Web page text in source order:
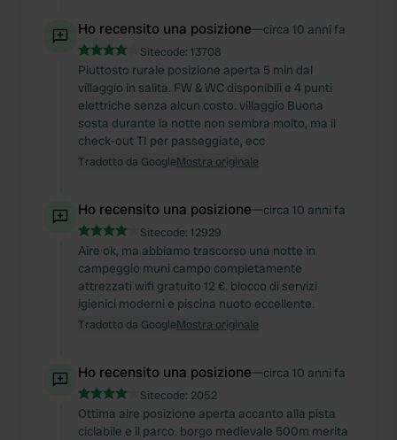
Ho recensito una posizione—circa 10 anni fa
Sitecode: 13708
Piuttosto rurale posizione aperta 5 min dal
villaggio in salita. FW & WC disponibili e 4 punti
elettriche senza alcun costo. villaggio Buona
sosta durante la notte non sembra molto, ma il
check-out TI per passeggiate, ecc
Tradotto da GoogleMostra originale
Ho recensito una posizione—circa 10 anni fa
Sitecode: 12929
Aire ok, ma abbiamo trascorso una notte in
campeggio muni campo completamente
attrezzati wifi gratuito 12 €. blocco di servizi
igienici moderni e piscina nuoto eccellente.
Tradotto da GoogleMostra originale
Ho recensito una posizione—circa 10 anni fa
Sitecode: 2052
Ottima aire posizione aperta accanto alla pista
ciclabile e il parco. borgo medievale 500m merita